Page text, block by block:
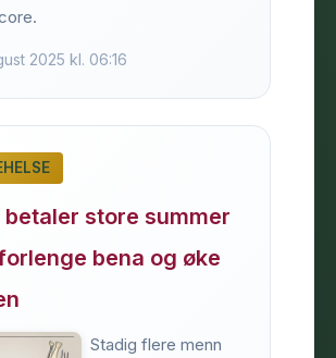
2025 kl. 06:16
betaler store summer
bena og øke
Stadig flere menn